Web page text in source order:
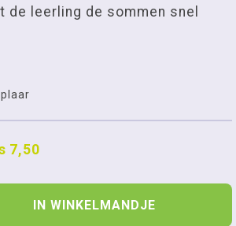
de leerling de sommen snel
7,50
IN WINKELMANDJE